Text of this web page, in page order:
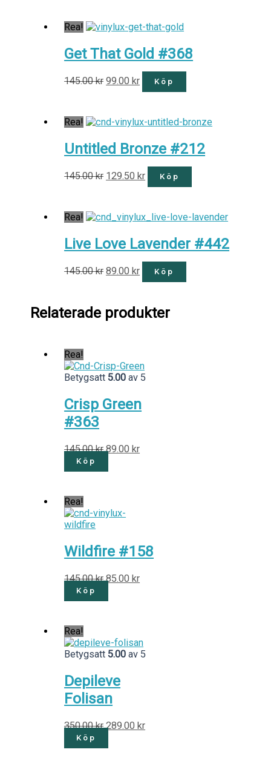
Rea!
Get That Gold #368
145.00kr 99.00kr Köp
Rea!
Untitled Bronze #212
145.00kr 129.50kr Köp
Rea!
Live Love Lavender #442
145.00kr 89.00kr Köp
Relaterade produkter
Rea!
Betygsatt5.00 av 5
Crisp Green
#363
145.00kr 89.00kr
Köp
Rea!
Wildfire #158
145.00kr 85.00kr
Köp
Rea!
Betygsatt5.00 av 5
Depileve
Folisan
350.00kr 289.00kr
Köp